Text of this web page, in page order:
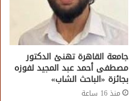
جامعة القاهرة تهنئ الدكتور
مصطفى أحمد عبد المجيد لفوزه
بجائزة «الباحث الشاب»
منذ 16 ساعة